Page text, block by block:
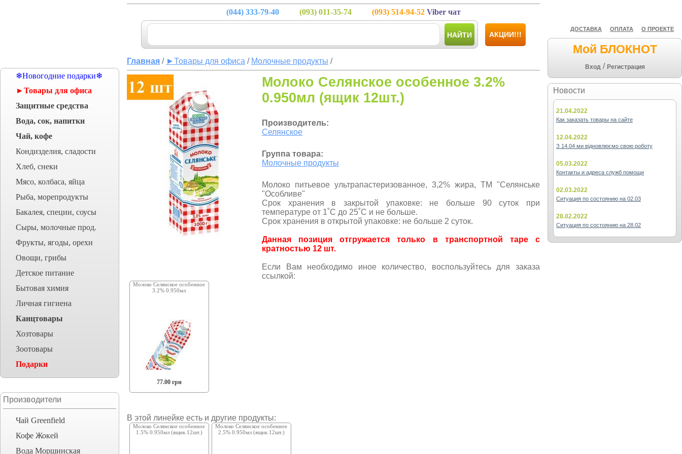
❄Новогодние подарки❄
►Товары для офиса
Защитные средства
Вода, сок, напитки
Чай, кофе
Кондизделия, сладости
Хлеб, снеки
Мясо, колбаса, яйца
Рыба, морепродукты
Бакалея, специи, соусы
Сыры, молочные прод.
Фрукты, ягоды, орехи
Овощи, грибы
Детское питание
Бытовая химия
Личная гигиена
Канцтовары
Хозтовары
Зоотовары
Подарки
Производители
Чай Greenfield
Кофе Жокей
Вода Моршинская
ДОСТАВКА ОПЛАТА О ПРОЕКТЕ
Мой БЛОКНОТ
Вход / Регистрация
Новости
21.04.2022
Как заказать товары на сайте
12.04.2022
З 14.04 ми відновлюємо свою роботу
05.03.2022
Контакты и адреса служб помощи
02.03.2022
Ситуация по состоянию на 02.03
28.02.2022
Ситуация по состоянию на 28.02
(044) 333-79-40 (093) 011-35-74 (093) 514-94-52 Viber чат
НАЙТИ АКЦИИ!!!
Главная / ►Товары для офиса / Молочные продукты /
Молоко Селянское особенное 3.2%
0.950мл (ящик 12шт.)
Производитель:
Селянское
Группа товара:
Молочные продукты
Молоко питьевое ультрапастеризованное, 3,2% жира, ТМ "Селянське
"Особливе"
Срок хранения в закрытой упаковке: не больше 90 суток при
температуре от 1˚С до 25˚C и не больше.
Срок хранения в открытой упаковке: не больше 2 суток.
Данная позиция отгружается только в транспортной таре с
кратностью 12 шт.
Если Вам необходимо иное количество, воспользуйтесь для заказа
ссылкой:
Молоко Селянское особенное
3.2% 0.950мл
77.00 грн
В этой линейке есть и другие продукты:
Молоко Селянское особенное
1.5% 0.950мл (ящик 12шт.)
Молоко Селянское особенное
2.5% 0.950мл (ящик 12шт.)